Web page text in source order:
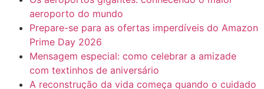
aeroporto do mundo
Prepare-se para as ofertas imperdíveis do Amazon
Prime Day 2026
Mensagem especial: como celebrar a amizade
com textinhos de aniversário
A reconstrução da vida começa quando o cuidado